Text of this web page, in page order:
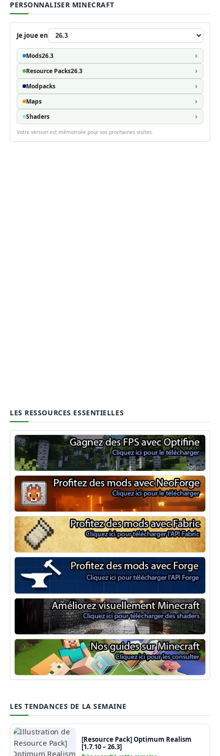
PERSONNALISER MINECRAFT
Je joue en
Mods26.3
Resource Packs26.3
Modpacks
Maps
Shaders
Votre version est mémorisée pour vos prochaines visites.
LES RESSOURCES ESSENTIELLES
Optifine
NeoForge
Minecraft Fabric
Minecraft Forge
Shaders Minecraft
Guide Minecraft
LES TENDANCES DE LA SEMAINE
[Resource Pack] Optimum Realism
[1.7.10 – 26.3]